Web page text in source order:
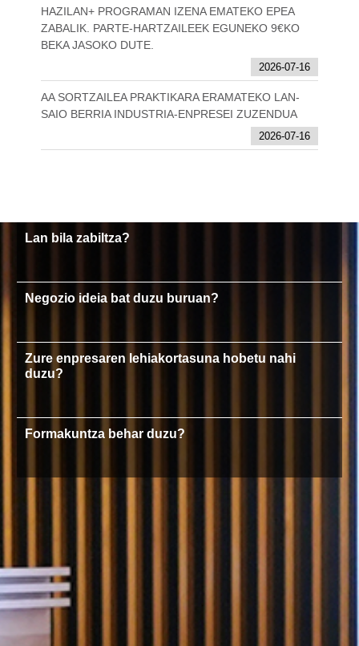
HAZILAN+ PROGRAMAN IZENA EMATEKO EPEA
ZABALIK. PARTE-HARTZAILEEK EGUNEKO 9€KO
BEKA JASOKO DUTE.
2026-07-16
AA SORTZAILEA PRAKTIKARA ERAMATEKO LAN-
SAIO BERRIA INDUSTRIA-ENPRESEI ZUZENDUA
2026-07-16
Lan bila zabiltza?
Negozio ideia bat duzu buruan?
Zure enpresaren lehiakortasuna hobetu nahi
duzu?
Formakuntza behar duzu?